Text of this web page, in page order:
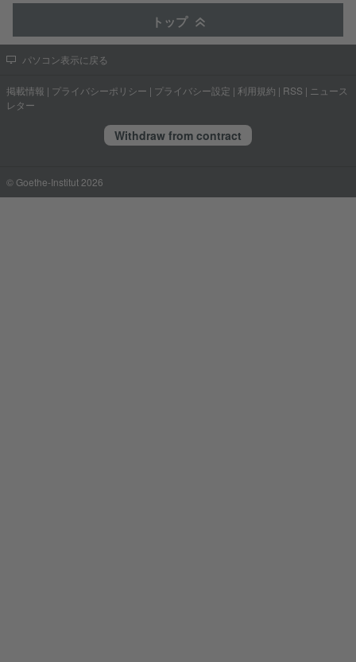
トップ
パソコン表示に戻る
掲載情報 | プライバシーポリシー | プライバシー設定 | 利用規約 | RSS | ニュース
レター
Withdraw from contract
© Goethe-Institut 2026